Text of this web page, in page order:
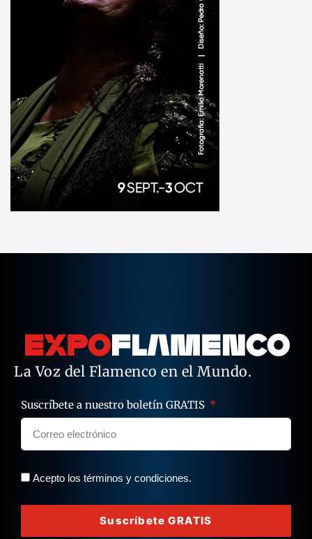
La Voz del Flamenco en el Mundo.
Suscríbete a nuestro boletín GRATIS
Acepto los términos y condiciones.
Suscríbete GRATIS